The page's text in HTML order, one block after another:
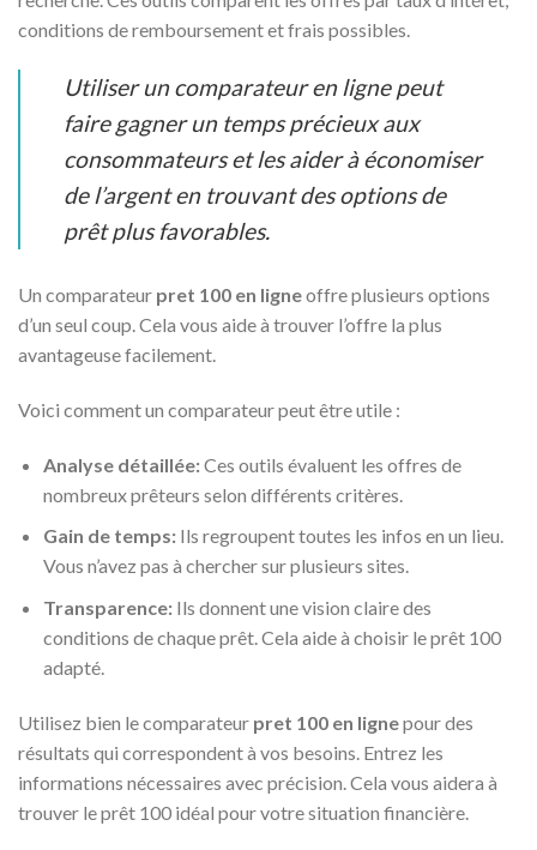
conditions de remboursement et frais possibles.
Utiliser un comparateur en ligne peut
faire gagner un temps précieux aux
consommateurs et les aider à économiser
de l’argent en trouvant des options de
prêt plus favorables.
Un comparateur pret 100 en ligneoffre plusieurs options
d’un seul coup. Cela vous aide à trouver l’offre la plus
avantageuse facilement.
Voici comment un comparateur peut être utile :
Analyse détaillée:Ces outils évaluent les offres de
nombreux prêteurs selon différents critères.
Gain de temps:Ils regroupent toutes les infos en un lieu.
Vous n’avez pas à chercher sur plusieurs sites.
Transparence:Ils donnent une vision claire des
conditions de chaque prêt. Cela aide à choisir le prêt 100
adapté.
Utilisez bien le comparateur pret 100 en lignepour des
résultats qui correspondent à vos besoins. Entrez les
informations nécessaires avec précision. Cela vous aidera à
trouver le prêt 100 idéal pour votre situation financière.